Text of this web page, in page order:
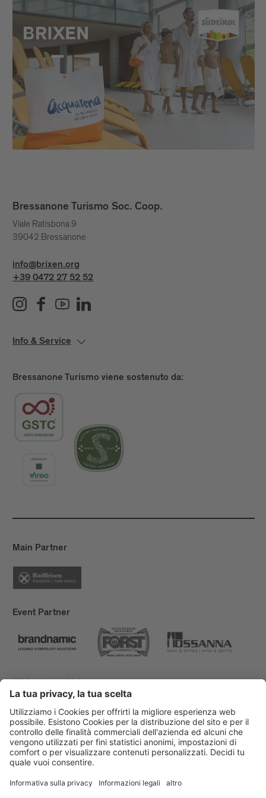
Bressanone Turismo Soc. Coop.
Viale Ratisbona 9
39042 Bressanone
info@brixen.org
+39 0472 27 52 52
Info & Service
Bressanone Turismo viene sostenuto da:
Main Partner
Event Partner
Bressanone Turismo
Privacy
Note legali
Finanziamenti
Mappa del sito
Cookie-Einstellungen